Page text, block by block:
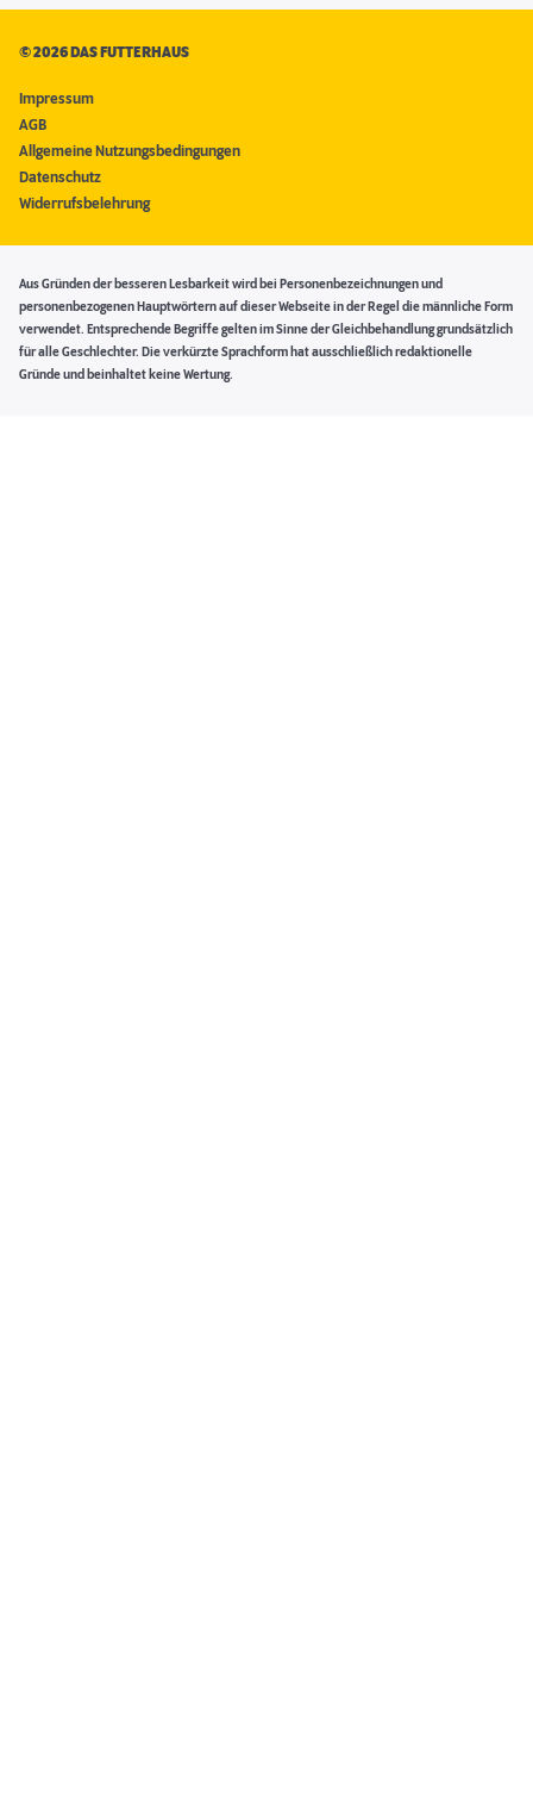
©2026 DAS FUTTERHAUS
Impressum
AGB
Allgemeine Nutzungsbedingungen
Datenschutz
Widerrufsbelehrung
Aus Gründen der besseren Lesbarkeit wird bei Personenbezeichnungen und
personenbezogenen Hauptwörtern auf dieser Webseite in der Regel die männliche Form
verwendet. Entsprechende Begriffe gelten im Sinne der Gleichbehandlung grundsätzlich
für alle Geschlechter. Die verkürzte Sprachform hat ausschließlich redaktionelle
Gründe und beinhaltet keine Wertung.